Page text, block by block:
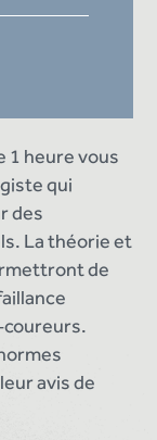
1 heure vous
qui
des
La théorie et
de
avis de